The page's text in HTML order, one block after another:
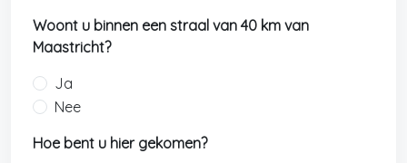
Woont u binnen een straal van 40 km van
Maastricht?
Ja
Nee
Hoe bent u hier gekomen?